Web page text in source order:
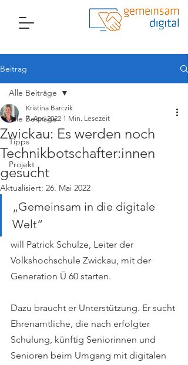
Beitrag
Alle Beiträge
Tipps
Projekt
Alle Beiträge
Zwickau: Es werden noch
Technikbotschafter:innen
gesucht
Kristina Barczik
7. Apr. 2022 1 Min. Lesezeit
Aktualisiert: 26. Mai 2022
„Gemeinsam in die digitale
Welt“
will Patrick Schulze, Leiter der
Volkshochschule Zwickau, mit der
Generation Ü 60 starten.
Dazu braucht er Unterstützung. Er sucht
Ehrenamtliche, die nach erfolgter
Schulung, künftig Seniorinnen und
Senioren beim Umgang mit digitalen